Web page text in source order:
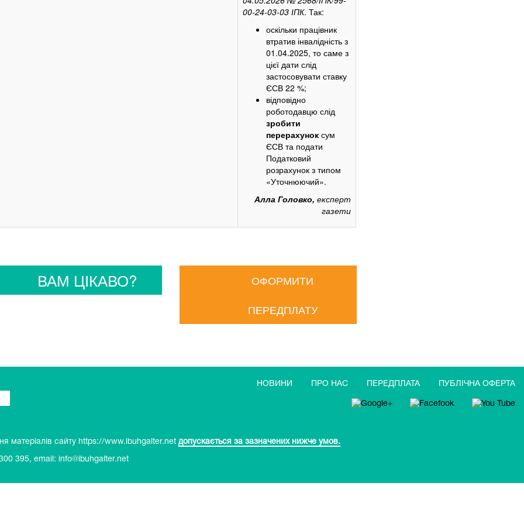
00-24-03-03 ІПК. Так:
оскільки працівник
втратив інвалідність з
01.04.2025, то саме з
цієї дати слід
застосовувати ставку
ЄСВ 22 %;
відповідно
роботодавцю слід
зробити
перерахуноксум
ЄСВ та подати
Податковий
розрахунок з типом
«Уточнюючий».
Алла Головко, експерт
газети
ВАМ ЦІКАВО?
ОФОРМИТИ
ПЕРЕДПЛАТУ
НОВИНИ ПРО НАС ПЕРЕДПЛАТА ПУБЛIЧНА ОФЕРТА
матеріалів сайту https://www.ibuhgalter.net допускається за зазначених нижче умов.
395, email: info@ibuhgalter.net